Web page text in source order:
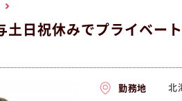
土日祝休みでプライベー
勤務地 北